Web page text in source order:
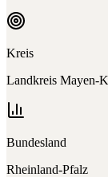
Kreis
Landkreis Mayen-
Bundesland
Rheinland-Pfalz